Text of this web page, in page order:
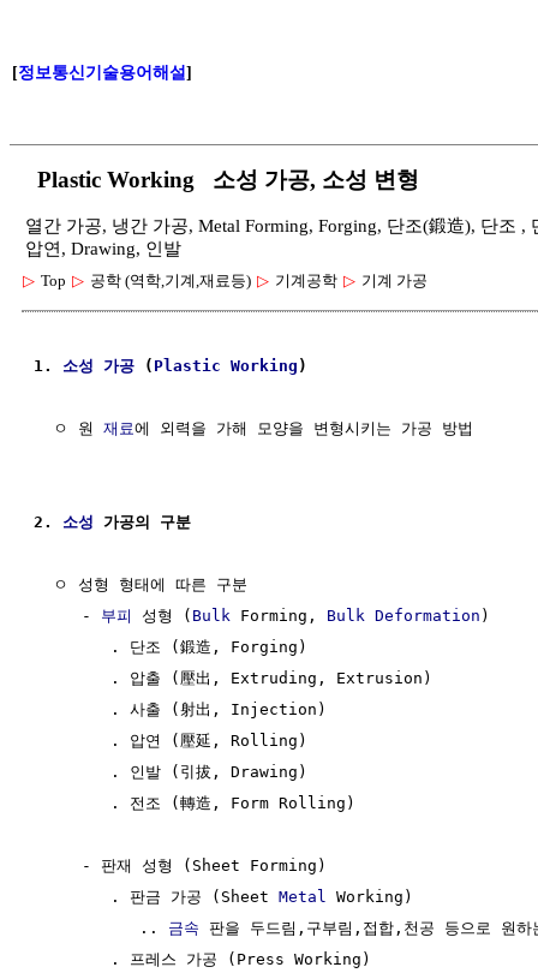
[정보통신기술용어해설]
Plastic Working 소성 가공, 소성 변형
열간 가공, 냉간 가공, Metal Forming, Forging, 단조(鍛造), 단조
압연, Drawing, 인발
▷ Top ▷ 공학 (역학,기계,재료등) ▷ 기계공학 ▷ 기계 가공
1. 소성 가공 ( Plastic Working )
  ㅇ 원
재료에 외력을 가해 모양을 변형시키는 가공 방
2. 소성 가공의 구분
  ㅇ 성형 형태에 따른 구분
     -
부피 성형 ( Bulk Forming, Bulk Deformation )
        . 단조 (鍛造, Forging)
        . 압출 (壓出, Extruding, Extrusion)
        . 사출 (射出, Injection)
        . 압연 (壓延, Rolling)
        . 인발 (引拔, Drawing)
        . 전조 (轉造, Form Rolling)
     - 판재 성형 (Sheet Forming)
        . 판금 가공 (Sheet
Metal
Working)
           ..
금속 판을 두드림,구부림,접합,천공 등으로 원하
        . 프레스 가공 (Press Working)